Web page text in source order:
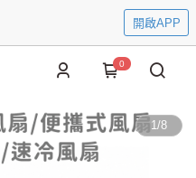
開啟APP
0
1/8